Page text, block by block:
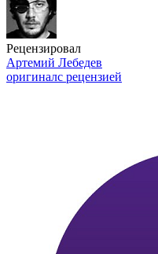
Рецензировал
Артемий Лебедев
оригиналс рецензией